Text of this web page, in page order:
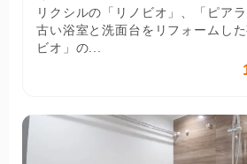
リクシルの「リノビオ」、「ピア
古い浴室と洗面台をリフォームし
ビオ」の...